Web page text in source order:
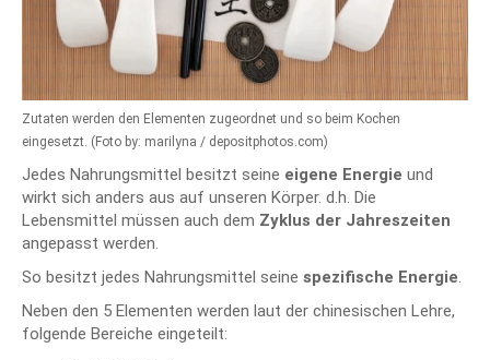
Zutaten werden den Elementen zugeordnet und so beim Kochen
eingesetzt. (Foto by: marilyna / depositphotos.com)
Jedes Nahrungsmittel besitzt seine eigene Energie und
wirkt sich anders aus auf unseren Körper. d.h. Die
Lebensmittel müssen auch dem Zyklus der Jahreszeiten
angepasst werden.
So besitzt jedes Nahrungsmittel seine spezifische Energie.
Neben den 5 Elementen werden laut der chinesischen Lehre,
folgende Bereiche eingeteilt: